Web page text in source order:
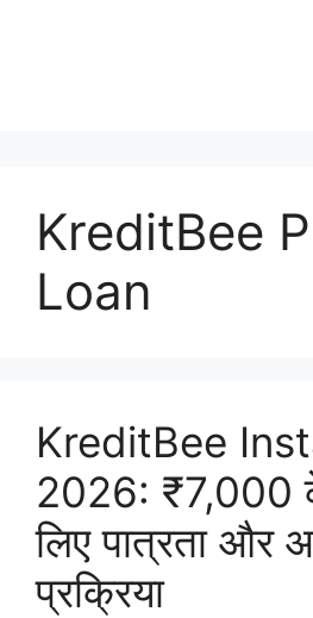
KreditBee
Loan
KreditBee
2026: ₹7,000
लिए पात्रता और
प्रक्रिया